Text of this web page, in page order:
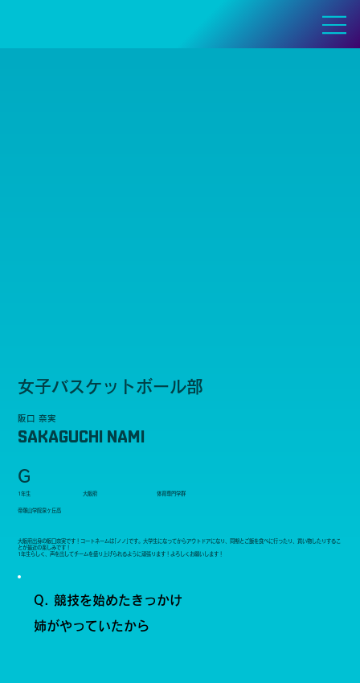
女子バスケットボール部
阪口 奈実
SAKAGUCHI NAMI
G
1年生 大阪府 体育専門学群
帝塚山学院泉ヶ丘高
Q. 競技を始めたきっかけ
姉がやっていたから
大阪府出身の阪口奈実です！コートネームは｢ノノ｣です。大学生になってからアウトドアになり、同期とご飯を食べに行ったり、買い物したりするこ
とが最近の楽しみです！
1年生らしく、声を出してチームを盛り上げられるように頑張ります！よろしくお願いします！